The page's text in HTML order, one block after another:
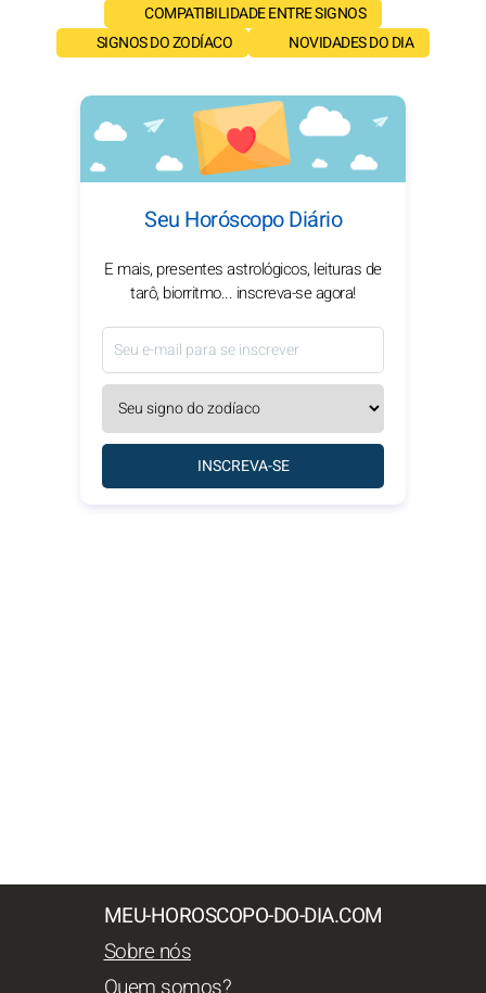
COMPATIBILIDADE ENTRE SIGNOS
SIGNOS DO ZODÍACO
NOVIDADES DO DIA
Seu Horóscopo Diário
E mais, presentes astrológicos, leituras de
tarô, biorritmo... inscreva-se agora!
INSCREVA-SE
MEU-HOROSCOPO-DO-DIA.COM
Sobre nós